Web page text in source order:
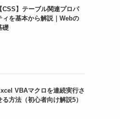
【CSS】テーブル関連プロパ
ィを基本から解説｜Webの
礎
VBAマクロを連続実行さ
る方法（初心者向け解説5）